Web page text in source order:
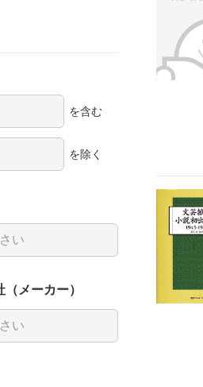
を含む
を除く
メーカー）